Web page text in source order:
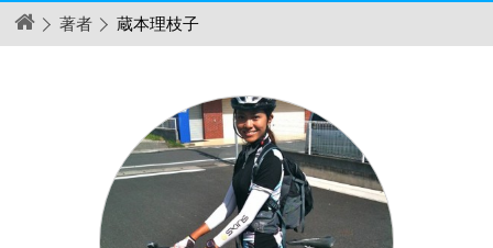
著者 蔵本理枝子